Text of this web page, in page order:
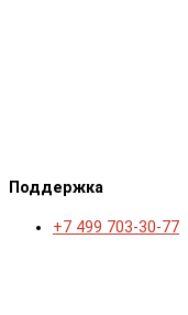
Поддержка
+7 499 703-30-77